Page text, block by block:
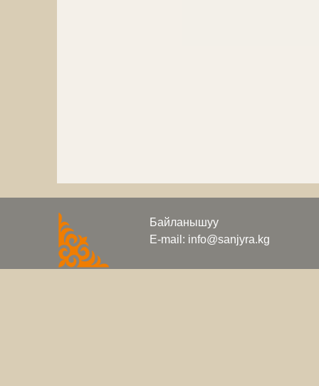
Байланышуу
E-mail: info@sanjyra.kg